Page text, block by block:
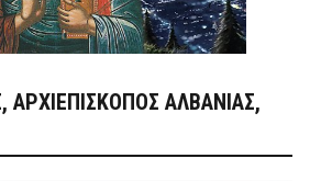
ΑΡΧΙΕΠΊΣΚΟΠΟΣ ΑΛΒΑΝΊΑΣ,